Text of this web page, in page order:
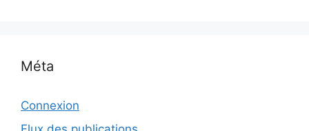
Méta
Connexion